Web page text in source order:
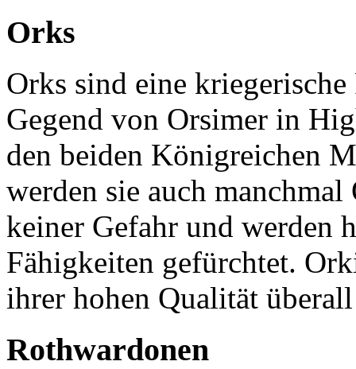
Orks
Orks sind eine kriegerische
Gegend von Orsimer in
den beiden Königreichen
werden sie auch
keiner Gefahr und werden
Fähigkeiten gefürchtet.
ihrer hohen Qualität
Rothwardonen